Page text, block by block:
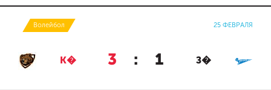
Волейбол 25 ФЕВРАЛЯ
К� 3 : 1 З�